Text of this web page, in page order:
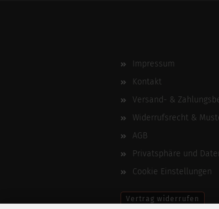
Impressum
Kontakt
Versand- &
Widerrufsrecht &
AGB
Privatsphäre und
Cookie Einstellungen
Vertrag widerrufen